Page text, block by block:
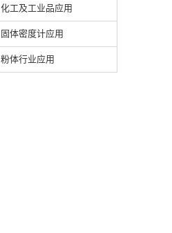
化工及工业品应用
固体密度计应用
粉体行业应用